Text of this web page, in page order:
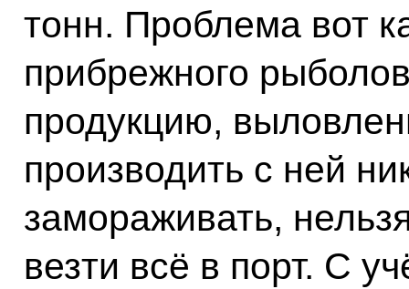
тонн. Проблема вот
прибрежного
продукцию,
производить с ней
замораживать,
везти всё в порт. С